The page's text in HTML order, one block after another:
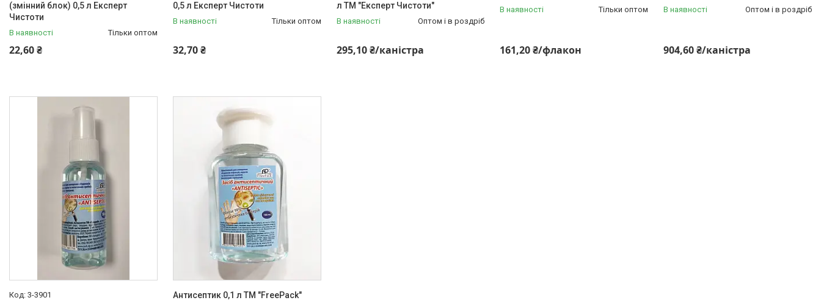
(змінний блок) 0,5 л Експерт
Чистоти
В наявності Тільки оптом
22,60 ₴
0,5 л Експерт Чистоти
В наявності Тільки оптом
32,70 ₴
л ТМ "Експерт Чистоти"
В наявності Оптом і в роздріб
295,10 ₴/каністра
В наявності Тільки оптом
161,20 ₴/флакон
В наявності Оптом і в роздріб
904,60 ₴/каністра
3-3901 Антисептик 0,1 л TM "FreePack"